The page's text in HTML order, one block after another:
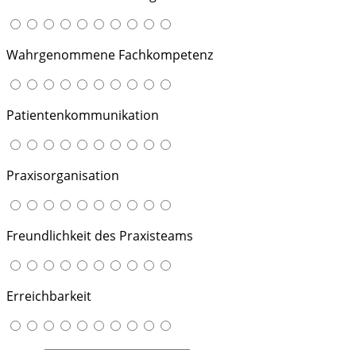
Wahrgenommene Fachkompetenz
Patientenkommunikation
Praxisorganisation
Freundlichkeit des Praxisteams
Erreichbarkeit